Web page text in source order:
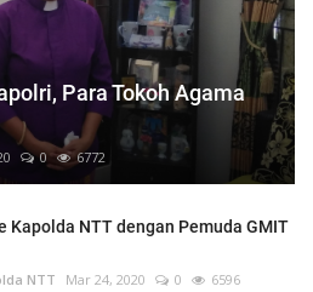
Para Tokoh Agama
0 6772
Kapolda NTT dengan Pemuda GMIT
NTT Mar 24, 2020 0 6596